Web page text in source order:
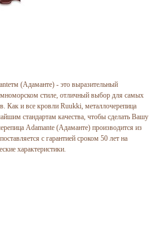
(Адаманте) - это выразительный
стиле, отличный выбор для самых
Как и все кровли Ruukki, металлочерепица
стандартам качества, чтобы сделать Вашу
Adamante (Адаманте) производится из
с гарантией сроком 50 лет на
характеристики.